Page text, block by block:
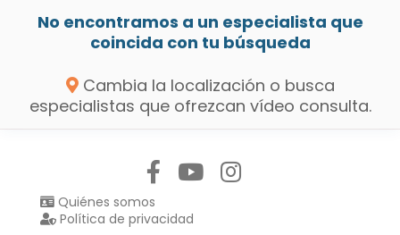
No encontramos a un especialista que
coincida con tu búsqueda
Cambia la localización o busca
especialistas que ofrezcan vídeo consulta.
Quiénes somos
Política de privacidad